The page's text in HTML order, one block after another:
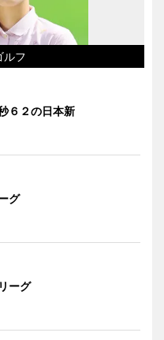
ルフ
６２の日本新
グ
ーグ